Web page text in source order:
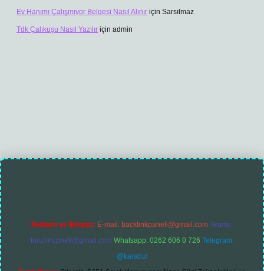
Ev Hanımı Çalışmıyor Belgesi Nasıl Alınır için Sarsılmaz
Tdk Çalıkuşu Nasıl Yazılır için admin
Reklam ve İletişim: E-mail: backlinkpaneli@gmail.com Teams:
forumhizmeti@gmail.com Whatsapp: 0262 606 0 726 Telegram:
@karabul